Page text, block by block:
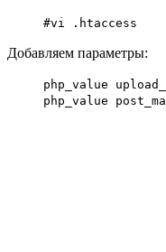
#vi .htaccess
Добавляем параметры:
php_value
php_value